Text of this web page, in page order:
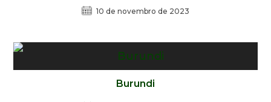
10 de novembro de 2023
Burundi